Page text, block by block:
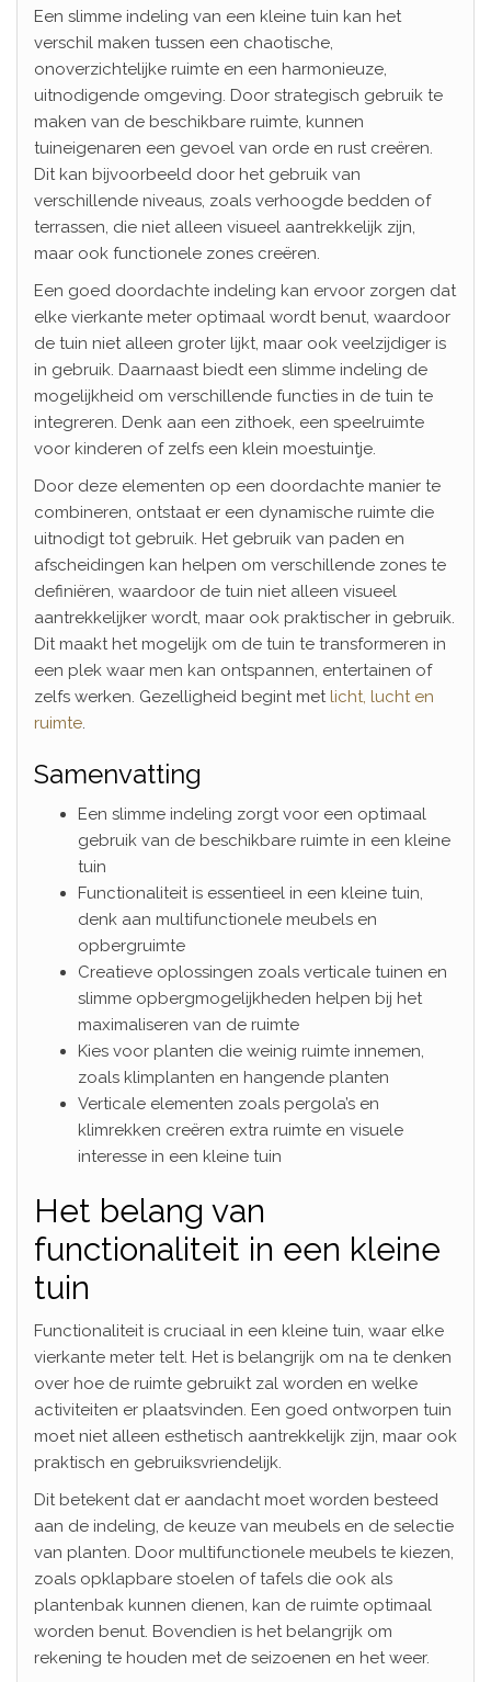
Een slimme indeling van een kleine tuin kan het
verschil maken tussen een chaotische,
onoverzichtelijke ruimte en een harmonieuze,
uitnodigende omgeving. Door strategisch gebruik te
maken van de beschikbare ruimte, kunnen
tuineigenaren een gevoel van orde en rust creëren.
Dit kan bijvoorbeeld door het gebruik van
verschillende niveaus, zoals verhoogde bedden of
terrassen, die niet alleen visueel aantrekkelijk zijn,
maar ook functionele zones creëren.
Een goed doordachte indeling kan ervoor zorgen dat
elke vierkante meter optimaal wordt benut, waardoor
de tuin niet alleen groter lijkt, maar ook veelzijdiger is
in gebruik. Daarnaast biedt een slimme indeling de
mogelijkheid om verschillende functies in de tuin te
integreren. Denk aan een zithoek, een speelruimte
voor kinderen of zelfs een klein moestuintje.
Door deze elementen op een doordachte manier te
combineren, ontstaat er een dynamische ruimte die
uitnodigt tot gebruik. Het gebruik van paden en
afscheidingen kan helpen om verschillende zones te
definiëren, waardoor de tuin niet alleen visueel
aantrekkelijker wordt, maar ook praktischer in gebruik.
Dit maakt het mogelijk om de tuin te transformeren in
een plek waar men kan ontspannen, entertainen of
zelfs werken. Gezelligheid begint met licht, lucht en
ruimte.
Samenvatting
Een slimme indeling zorgt voor een optimaal
gebruik van de beschikbare ruimte in een kleine
tuin
Functionaliteit is essentieel in een kleine tuin,
denk aan multifunctionele meubels en
opbergruimte
Creatieve oplossingen zoals verticale tuinen en
slimme opbergmogelijkheden helpen bij het
maximaliseren van de ruimte
Kies voor planten die weinig ruimte innemen,
zoals klimplanten en hangende planten
Verticale elementen zoals pergola’s en
klimrekken creëren extra ruimte en visuele
interesse in een kleine tuin
Het belang van
functionaliteit in een kleine
tuin
Functionaliteit is cruciaal in een kleine tuin, waar elke
vierkante meter telt. Het is belangrijk om na te denken
over hoe de ruimte gebruikt zal worden en welke
activiteiten er plaatsvinden. Een goed ontworpen tuin
moet niet alleen esthetisch aantrekkelijk zijn, maar ook
praktisch en gebruiksvriendelijk.
Dit betekent dat er aandacht moet worden besteed
aan de indeling, de keuze van meubels en de selectie
van planten. Door multifunctionele meubels te kiezen,
zoals opklapbare stoelen of tafels die ook als
plantenbak kunnen dienen, kan de ruimte optimaal
worden benut. Bovendien is het belangrijk om
rekening te houden met de seizoenen en het weer.